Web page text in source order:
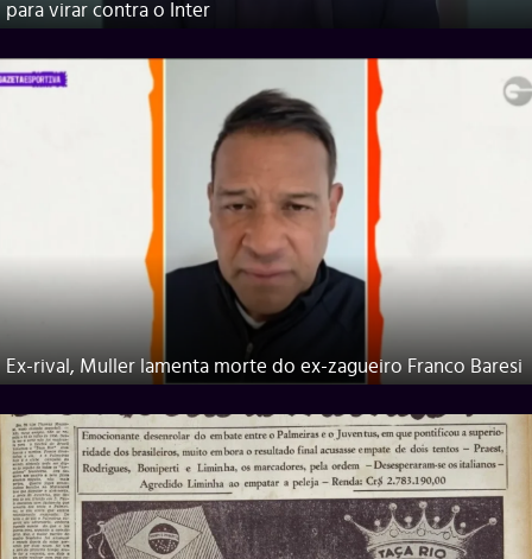
para virar contra o Inter
Ex-rival, Muller lamenta morte do ex-zagueiro Franco Baresi